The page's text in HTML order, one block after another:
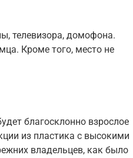
телевизора, домофона.
Кроме того, место не
благосклонно взрослое
из пластика с высокими
владельцев, как было